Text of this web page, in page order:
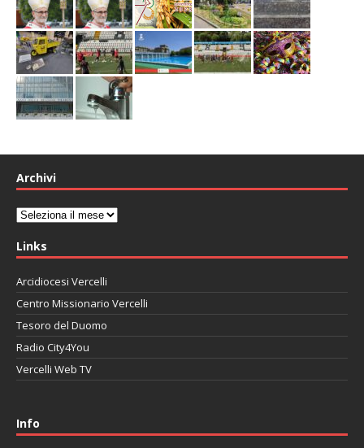
Archivi
Archivi
Links
Arcidiocesi Vercelli
Centro Missionario Vercelli
Tesoro del Duomo
Radio City4You
Vercelli Web TV
Info